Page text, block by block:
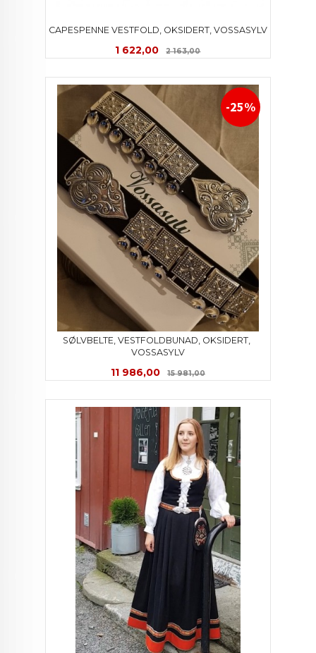
CAPESPENNE VESTFOLD, OKSIDERT, VOSSASYLV
Tilbud
1 622,00 2 163,00Rabatt
SØLVBELTE, VESTFOLDBUNAD, OKSIDERT,
VOSSASYLV
Tilbud
11 986,00 15 981,00Rabatt
-25%